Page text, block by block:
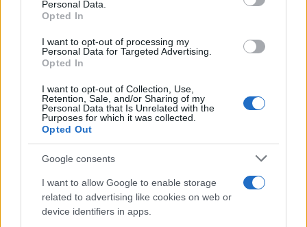
Personal Data.
Opted In
I want to opt-out of processing my
Personal Data for Targeted Advertising.
Opted In
I want to opt-out of Collection, Use,
Retention, Sale, and/or Sharing of my
Personal Data that Is Unrelated with the
Purposes for which it was collected.
Opted Out
Google consents
I want to allow Google to enable storage
related to advertising like cookies on web or
device identifiers in apps.
FLASH FOCUS